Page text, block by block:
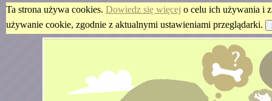
Ta strona używa cookies. Dowiedz się więcej o celu ich używania i
używanie cookie, zgodnie z aktualnymi ustawieniami przeglądarki.